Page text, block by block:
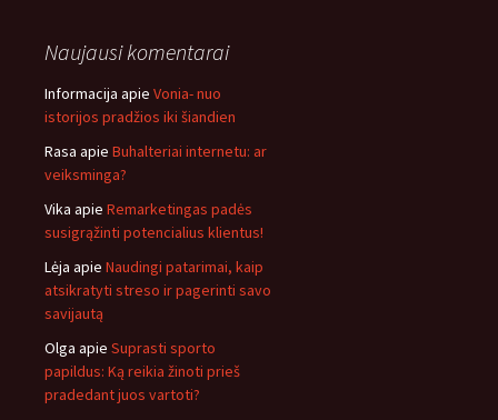
Naujausi komentarai
Informacija apie Vonia- nuo
istorijos pradžios iki šiandien
Rasa apie Buhalteriai internetu: ar
veiksminga?
Vika apie Remarketingas padės
susigrąžinti potencialius klientus!
Lėja apie Naudingi patarimai, kaip
atsikratyti streso ir pagerinti savo
savijautą
Olga apie Suprasti sporto
papildus: Ką reikia žinoti prieš
pradedant juos vartoti?